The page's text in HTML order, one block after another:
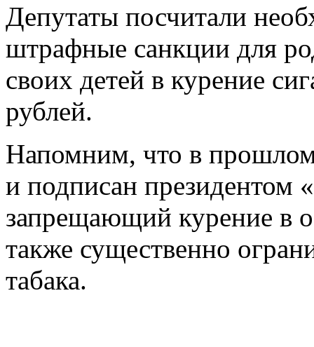
Депутаты посчитали
штрафные санкции для
своих детей в курение
рублей.
Напомним, что в
и подписан президентом
запрещающий курение в
также существенно
табака.